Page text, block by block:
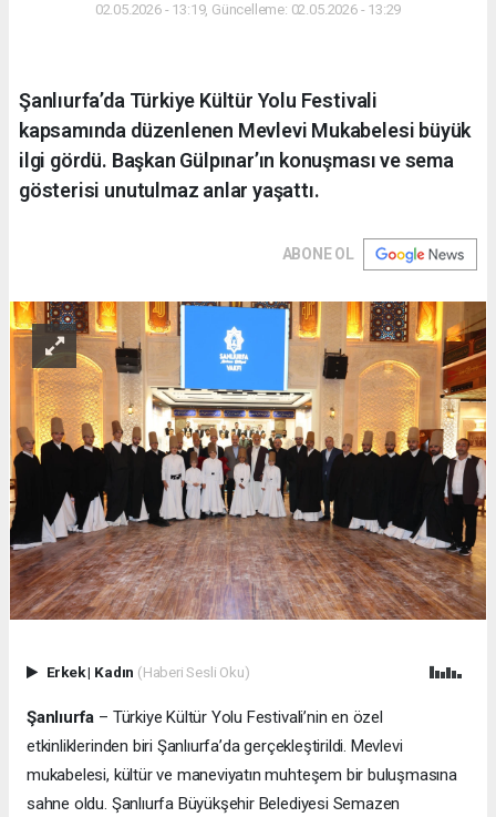
02.05.2026 - 13:19, Güncelleme: 02.05.2026 - 13:29
Şanlıurfa’da Türkiye Kültür Yolu Festivali
kapsamında düzenlenen Mevlevi Mukabelesi büyük
ilgi gördü. Başkan Gülpınar’ın konuşması ve sema
gösterisi unutulmaz anlar yaşattı.
ABONE OL
Erkek| Kadın (Haberi Sesli Oku)
Şanlıurfa – Türkiye Kültür Yolu Festivali’nin en özel
etkinliklerinden biri Şanlıurfa’da gerçekleştirildi. Mevlevi
mukabelesi, kültür ve maneviyatın muhteşem bir buluşmasına
sahne oldu. Şanlıurfa Büyükşehir Belediyesi Semazen